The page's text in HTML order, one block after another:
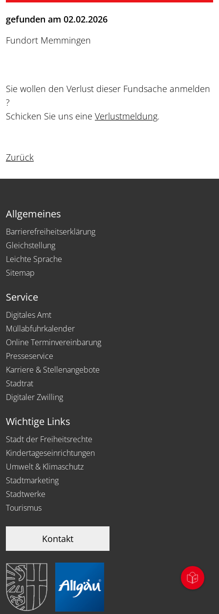
gefunden am 02.02.2026
Fundort Memmingen
Sie wollen den Verlust dieser Fundsache anmelden
?
Schicken Sie uns eine Verlustmeldung.
Zurück
Allgemeines
Barrierefreiheitserklärung
Gleichstellung
Leichte Sprache
Sitemap
Service
Digitales Amt
Müllabfuhrkalender
Online Terminvereinbarung
Presseservice
Karriere & Stellenangebote
Stadtrat
Digitaler Zwilling
Wichtige Links
Stadt der Freiheitsrechte
Kindertageseinrichtungen
Umwelt & Klimaschutz
Stadtmarketing
Stadtwerke
Tourismus
Kontakt